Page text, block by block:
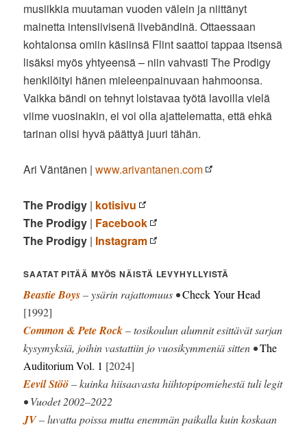
musiikkia muutaman vuoden välein ja niittänyt
mainetta intensiivisenä livebändinä. Ottaessaan
kohtalonsa omiin käsiinsä Flint saattoi tappaa itsensä
lisäksi myös yhtyeensä – niin vahvasti The Prodigy
henkilöityi hänen mieleenpainuvaan hahmoonsa.
Vaikka bändi on tehnyt loistavaa työtä lavoilla vielä
viime vuosinakin, ei voi olla ajattelematta, että ehkä
tarinan olisi hyvä päättyä juuri tähän.
Ari Väntänen |www.arivantanen.com
The Prodigy | kotisivu
The Prodigy | Facebook
The Prodigy | Instagram
SAATAT PITÄÄ MYÖS NÄISTÄ LEVYHYLLYISTÄ
Beastie Boys– ysärin rajattomuus •Check Your Head
[1992]
Common & Pete Rock– tosikoulun alumnit esittävät sarjan
kysymyksiä, joihin vastattiin jo vuosikymmeniä sitten •The
Auditorium Vol. 1 [2024]
Eevil Stöö– kuinka hiisaavasta hiihtopipomiehestä tuli legit
• Vuodet 2002–2022
JV– luvatta poissa mutta enemmän paikalla kuin koskaan